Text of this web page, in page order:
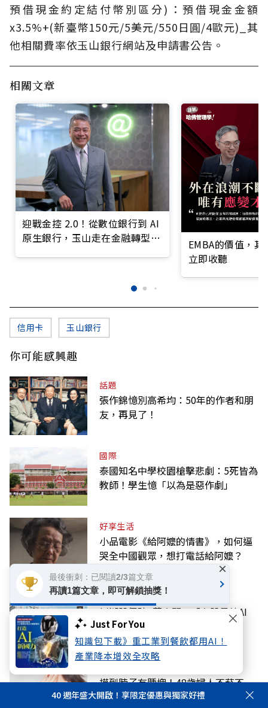
Just For You
知識包下載》重工業到餐飲都用AI！
產業降本增效全攻略
預借現金約定結付幣別區分)：預借現金金額
x3.5%+(新臺幣150元/5美元/550日圓/4歐元)_其
他相關費率依玉山銀行網站及申請書公告。
相關文章
迎戰金控 2.0！從數位銀行到 AI
原生銀行，玉山走在金融轉型最
EMBA的價值，
立即收聽
信用卡 玉山銀行
你可能感興趣
話題
張作錦憶別高希均：50年的作者和朋
友，再見了！
國際
泰國知名中學校園槍擊悲劇：5死皆為
教師！學生憶「以為是惡作劇」
好享生活
小品電影《給阿嬤的情書》，如何逼
哭全中國觀眾，想打電話給阿嬤？
科技
川湖股價破1萬大關！「台股最純AI
股」做什麼？下半年需求續強
摸到脖子有腫塊！48歲婦人不菸不
酒，反覆感冒3個多月竟罹口咽癌
40 週年盛大開啟！享限定優惠與獨家好禮
最後衝刺：已閱讀2/3篇文章
再讀1篇文章，即可解鎖抽獎！
×